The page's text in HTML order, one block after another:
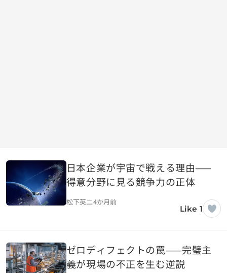
日本企業が宇宙で戦える理由——
得意分野に見る競争力の正体
松下英二4か月前
Like 1
ゼロディフェクトの罠——完璧主
義が現場の不正を生む逆説